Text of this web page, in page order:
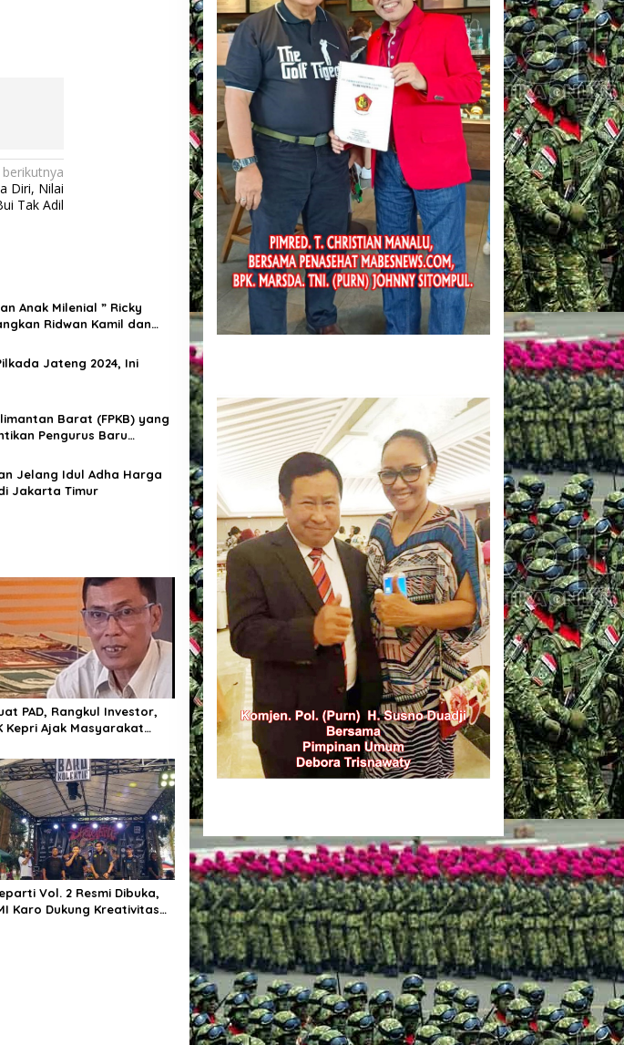
berikutnya
Diri, Nilai
Tak Adil
Anak Milenial ” Ricky
Ridwan Kamil dan
Jateng 2024, Ini
Barat (FPKB) yang
Pengurus Baru
Jelang Idul Adha Harga
Jakarta Timur
PAD, Rangkul Investor,
Kepri Ajak Masyarakat
Vol. 2 Resmi Dibuka,
Karo Dukung Kreativitas